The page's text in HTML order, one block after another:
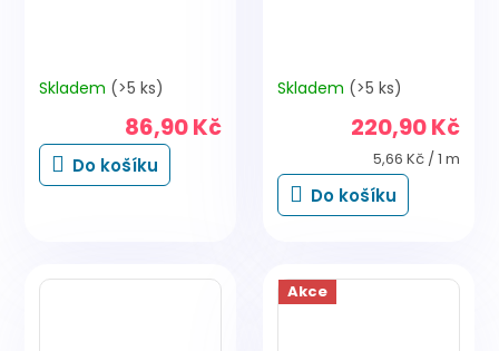
Skladem (>5 ks)
86,90 Kč
Do košíku
Skladem (>5 ks)
220,90 Kč
Měrná
cena:
5,66 Kč / 1 m
Do košíku
Akce